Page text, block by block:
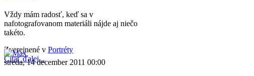
Vždy mám radosť, keď sa v
nafotografovanom materiáli nájde aj niečo
takéto.
Zverejnené v Portréty
Čítať ďalej...
streda, 14 december 2011 00:00